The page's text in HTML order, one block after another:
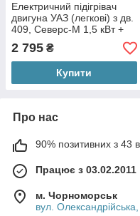
Електричний підігрівач
двигуна УАЗ (легкові) з дв.
409, Северс-М 1,5 кВт +
КМП 17
2 795 ₴
Купити
Про нас
90% позитивних з 43
Працює з 03.02.2011
м. Чорноморськ
вул.